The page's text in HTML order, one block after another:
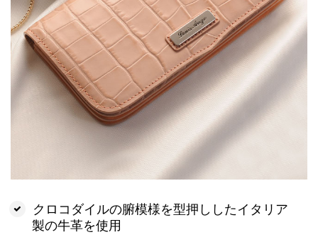
クロコダイルの腑模様を型押ししたイタリア
製の牛革を使用